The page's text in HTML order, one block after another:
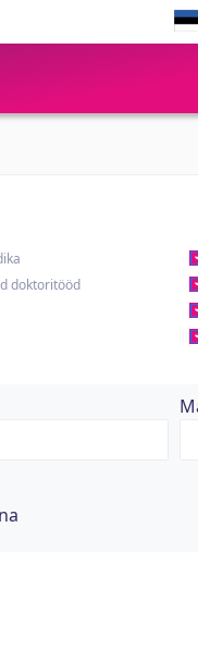
doktoritööd